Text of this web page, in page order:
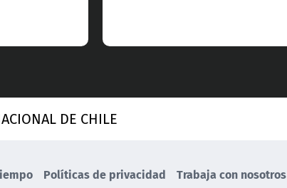
DE CHILE
Políticas de privacidad Trabaja con nosotros